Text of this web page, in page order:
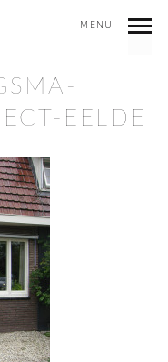
MENU
EELDE